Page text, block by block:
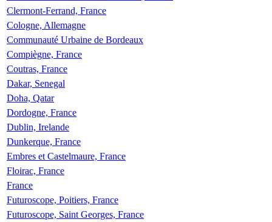
Clermont-Ferrand, France
Cologne, Allemagne
Communauté Urbaine de Bordeaux
Compiègne, France
Coutras, France
Dakar, Senegal
Doha, Qatar
Dordogne, France
Dublin, Irelande
Dunkerque, France
Embres et Castelmaure, France
Floirac, France
France
Futuroscope, Poitiers, France
Futuroscope, Saint Georges, France